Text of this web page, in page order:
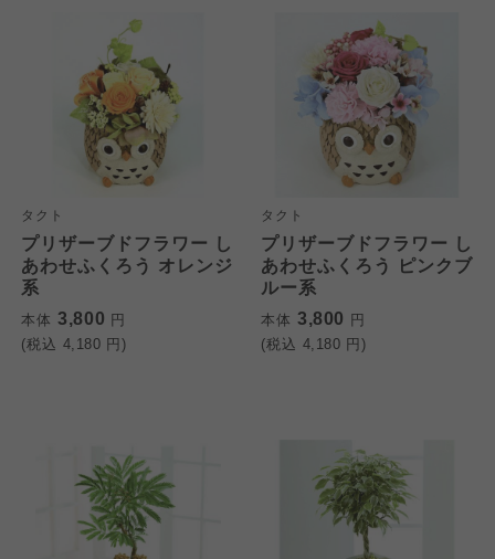
タクト
プリザーブドフラワー し
あわせふくろう オレンジ
系
本体 3,800 円
(税込 4,180 円)
タクト
プリザーブドフラワー し
あわせふくろう ピンクブ
ルー系
本体 3,800 円
(税込 4,180 円)